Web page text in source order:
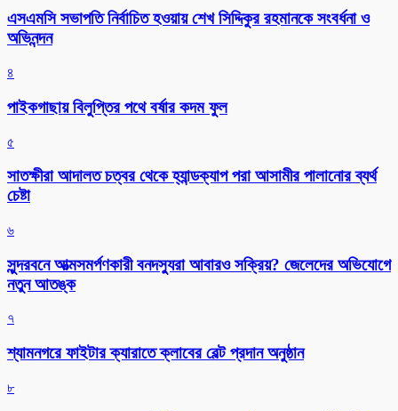
এসএমসি সভাপতি নির্বাচিত হওয়ায় শেখ সিদ্দিকুর রহমানকে সংবর্ধনা ও
অভিনন্দন
৪
পাইকগাছায় বিলুপ্তির পথে বর্ষার কদম ফুল
৫
সাতক্ষীরা আদালত চত্বর থেকে হ্যান্ডক্যাপ পরা আসামীর পালানোর ব্যর্থ
চেষ্টা
৬
সুন্দরবনে আত্মসমর্পণকারী বনদস্যুরা আবারও সক্রিয়? জেলেদের অভিযোগে
নতুন আতঙ্ক
৭
শ্যামনগরে ফাইটার ক্যারাতে ক্লাবের বেল্ট প্রদান অনুষ্ঠান
৮